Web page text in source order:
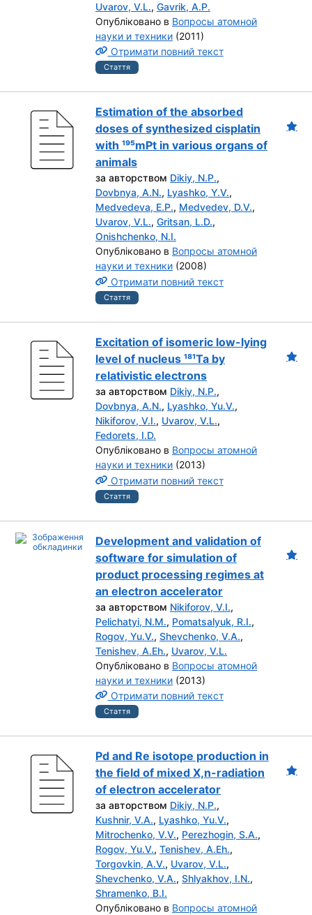
Uvarov, V.L., Gavrik, A.P.
Опубліковано в Вопросы атомной
науки и техники (2011)
Отримати повний текст
Стаття
Estimation of the absorbed
doses of synthesized cisplatin
with ¹⁹⁵mPt in various organs of
animals
за авторством Dikiy, N.P.,
Dovbnya, A.N., Lyashko, Y.V.,
Medvedeva, E.P., Medvedev, D.V.,
Uvarov, V.L., Gritsan, L.D.,
Onishchenko, N.I.
Опубліковано в Вопросы атомной
науки и техники (2008)
Отримати повний текст
Стаття
Excitation of isomeric low-lying
level of nucleus ¹⁸¹Ta by
relativistic electrons
за авторством Dikiy, N.P.,
Dovbnya, A.N., Lyashko, Yu.V.,
Nikiforov, V.I., Uvarov, V.L.,
Fedorets, I.D.
Опубліковано в Вопросы атомной
науки и техники (2013)
Отримати повний текст
Стаття
Development and validation of
software for simulation of
product processing regimes at
an electron accelerator
за авторством Nikiforov, V.I.,
Pelichatyi, N.M., Pomatsalyuk, R.I.,
Rogov, Yu.V., Shevchenko, V.A.,
Tenishev, A.Eh., Uvarov, V.L.
Опубліковано в Вопросы атомной
науки и техники (2013)
Отримати повний текст
Стаття
Pd and Re isotope production in
the field of mixed X,n-radiation
of electron accelerator
за авторством Dikiy, N.P.,
Kushnir, V.A., Lyashko, Yu.V.,
Mitrochenko, V.V., Perezhogin, S.A.,
Rogov, Yu.V., Tenishev, A.Eh.,
Torgovkin, A.V., Uvarov, V.L.,
Shevchenko, V.A., Shlyakhov, I.N.,
Shramenko, B.I.
Опубліковано в Вопросы атомной